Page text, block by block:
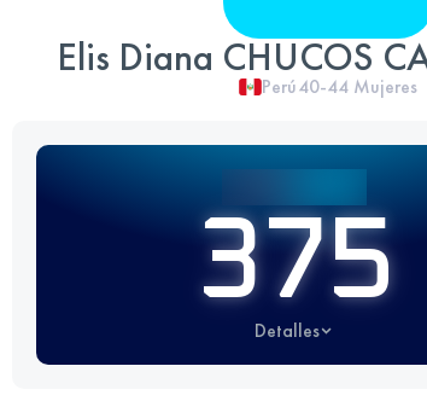
Elis Diana CHUCOS
Perú40-44 Mujeres
375
Detalles